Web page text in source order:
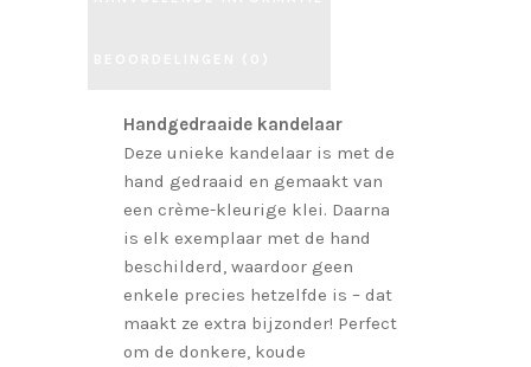
Handgedraaide kandelaar
Deze unieke kandelaar is met de
hand gedraaid en gemaakt van
een crème-kleurige klei. Daarna
is elk exemplaar met de hand
beschilderd, waardoor geen
enkele precies hetzelfde is – dat
maakt ze extra bijzonder! Perfect
om de donkere, koude